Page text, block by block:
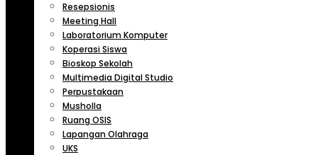
Resepsionis
Meeting Hall
Laboratorium Komputer
Koperasi Siswa
Bioskop Sekolah
Multimedia Digital Studio
Perpustakaan
Musholla
Ruang OSIS
Lapangan Olahraga
UKS